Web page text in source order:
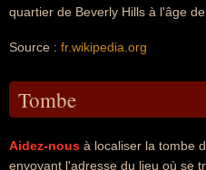
quartier de Beverly Hills à l'âge de
Source : fr.wikipedia.org
Tombe
Aidez-nous à localiser la tombe
envoyant l'adresse du lieu où se